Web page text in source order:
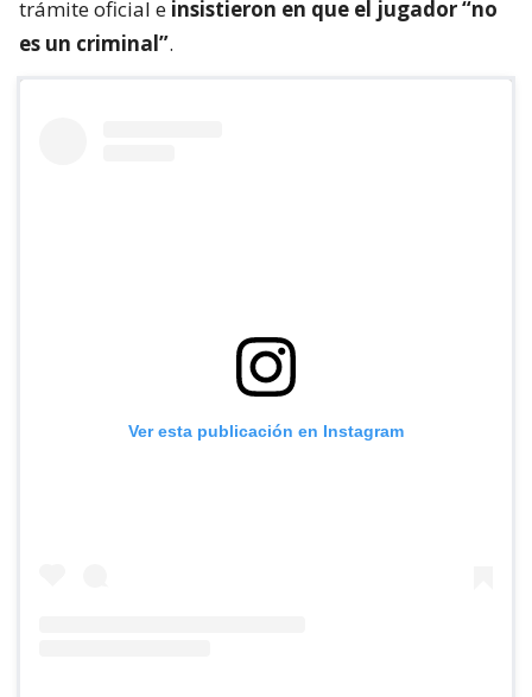
trámite oficial e insistieron en que el jugador “no
es un criminal”.
Ver esta publicación en Instagram